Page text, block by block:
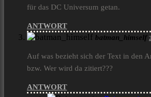
für das DC Universum getan.
ANTWORT
batman_himself
Auf was bezieht sich der Text in den
bzw. Wer wird da zitiert???
ANTWORT